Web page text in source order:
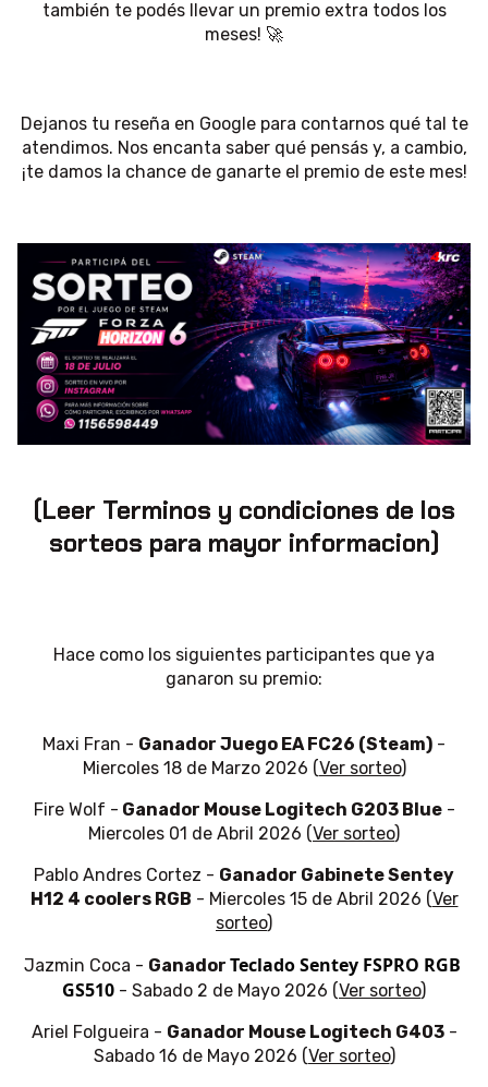
también te podés llevar un premio extra todos los
meses! 🚀
Dejanos tu reseña en Google para contarnos qué tal te
atendimos. Nos encanta saber qué pensás y, a cambio,
¡te damos la chance de ganarte el premio de este mes!
(Leer Terminos y condiciones de los
sorteos para mayor informacion)
Hace como los siguientes participantes que ya
ganaron su premio:
Maxi Fran - Ganador Juego EA FC26 (Steam) -
Miercoles 18 de Marzo 2026 (Ver sorteo)
Fire Wolf - Ganador Mouse Logitech G203 Blue-
Miercoles 01 de Abril 2026 (Ver sorteo)
Pablo Andres Cortez - Ganador Gabinete Sentey
H12 4 coolers RGB - Miercoles 15 de Abril 2026 (Ver
sorteo)
Jazmin Coca - Ganador Teclado Sentey FSPRO RGB
GS510 - Sabado 2 de Mayo 2026 (Ver sorteo)
Ariel Folgueira - Ganador Mouse Logitech G403-
Sabado 16 de Mayo 2026 (Ver sorteo)